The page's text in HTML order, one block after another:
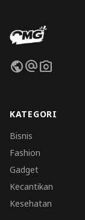
publicalternate_emailphoto_camera
KATEGORI
Bisnis
Fashion
Gadget
Kecantikan
Kesehatan